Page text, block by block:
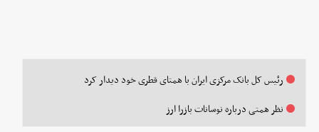
رئیس کل بانک مرکزی ایران با همتای قطری خود دیدار کرد
نظر همتی درباره نوسانات بازرا ارز